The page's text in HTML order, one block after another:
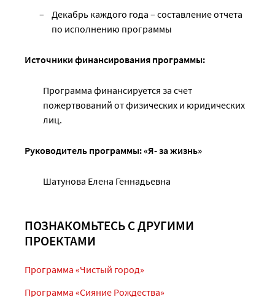
Декабрь каждого года – составление отчета
по исполнению программы
Источники финансирования программы:
Программа финансируется за счет
пожертвований от физических и юридических
лиц.
Руководитель программы: «Я- за жизнь»
Шатунова Елена Геннадьевна
ПОЗНАКОМЬТЕСЬ С ДРУГИМИ
ПРОЕКТАМИ
Программа «Чистый город»
Программа «Сияние Рождества»